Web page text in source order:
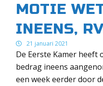
MOTIE
INEENS,
21 januari 2021
De Eerste Kamer heeft
bedrag ineens
een week eerder door